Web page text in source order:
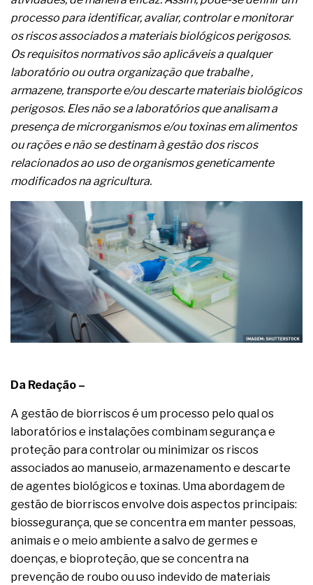
A prevenção clínica da coceira no ânus
Os sintomas clínicos do teratoma de ovário
O tratamento médico da síndrome da fadiga
crônica
As causas médicas da queda dos cabelos ou
calvície
Quando a gestão é o obstáculo para o resultado
positivo
Os procedimentos para a inspeção em estruturas
hidráulicas de concreto de obras
O movimento regular reduz em 19% o risco de
morte precoce e melhora o metabolismo
O desenvolvimento de indicadores nas atividades
O desenho industrial ganha espaço como
estratégia competitiva nas empresas
As variações dimensionais dos produtos de
materiais cimentícios com fibra de vidro
A próxima vantagem competitiva não está no
modelo de IA
A IA elevou a régua do comprador B2B e a venda
complexa ficou ainda mais humana
processo para identificar, avaliar, controlar e monitorar
os riscos associados a materiais biológicos perigosos.
Os requisitos normativos são aplicáveis a qualquer
laboratório ou outra organização que trabalhe ,
armazene, transporte e/ou descarte materiais biológicos
perigosos. Eles não se a laboratórios que analisam a
presença de microrganismos e/ou toxinas em alimentos
ou rações e não se destinam à gestão dos riscos
relacionados ao uso de organismos geneticamente
modificados na agricultura.
Da Redação –
A gestão de biorriscos é um processo pelo qual os
laboratórios e instalações combinam segurança e
proteção para controlar ou minimizar os riscos
associados ao manuseio, armazenamento e descarte
de agentes biológicos e toxinas. Uma abordagem de
gestão de biorriscos envolve dois aspectos principais:
biossegurança, que se concentra em manter pessoas,
animais e o meio ambiente a salvo de germes e
doenças, e bioproteção, que se concentra na
prevenção de roubo ou uso indevido de materiais